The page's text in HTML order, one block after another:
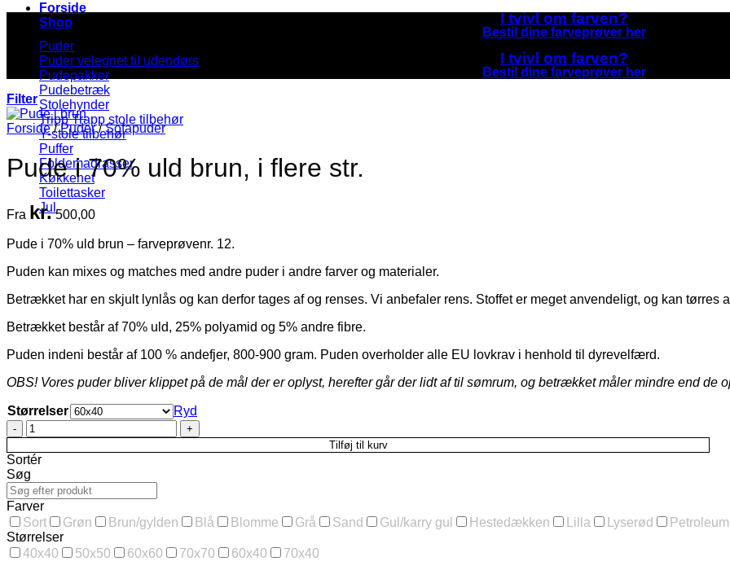
Forside
Shop
Puder
Puder velegnet til udendørs
Pudepakker
Pudebetræk
Stolehynder
Tripp Trapp stole tilbehør
Y-stole tilbehør
Puffer
Foldemadrasser
Køkkenet
Toilettasker
Jul
I tvivl om farven?
Bestil dine farveprøver her
I tvivl om farven?
Bestil dine farveprøver her
Filter
Forside / Puder / Sofapuder
Pude i 70% uld brun, i flere str.
Fra kr.500,00
Pude i 70% uld brun – farveprøvenr. 12.
Puden kan mixes og matches med andre puder i andre farver og materialer.
Betrækket har en skjult lynlås og kan derfor tages af og renses. Vi anbefaler rens. Stoffet er meget anvendeligt, og kan tørres
Betrækket består af 70% uld, 25% polyamid og 5% andre fibre.
Puden indeni består af 100 % andefjer, 800-900 gram. Puden overholder alle EU lovkrav i henhold til dyrevelfærd.
OBS! Vores puder bliver klippet på de mål der er oplyst, herefter går der lidt af til sømrum, og betrækket måler mindre end de
Størrelser
Ryd
Pude
i
70%
uld
brun,
i
flere
str.
antal
Tilføj til kurv
Sortér
Søg
Farver
Sort
Grøn Brun/gylden Blå Blomme Grå Sand Gul/karry gul Hestedækken Lilla Lyserød
Petroleum
Størrelser
40x40
50x50 60x60 70x70 60x40 70x40